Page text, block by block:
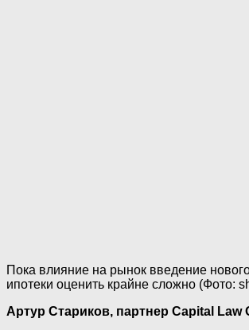
Пока влияние на рынок введение
ипотеки оценить крайне сложно (Фото:
Артур Стариков, партнер Capital Law